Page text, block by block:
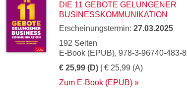
DIE 11 GEBOTE GELUNGENER
BUSINESSKOMMUNIKATION
Erscheinungstermin: 27.03.2025
192 Seiten
E-Book (EPUB), 978-3-96740-483-8
€ 25,99 (D) | € 25,99 (A)
Zum E-Book (EPUB)